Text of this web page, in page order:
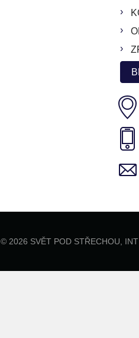
© 2026 SVĚT POD STŘECHOU,